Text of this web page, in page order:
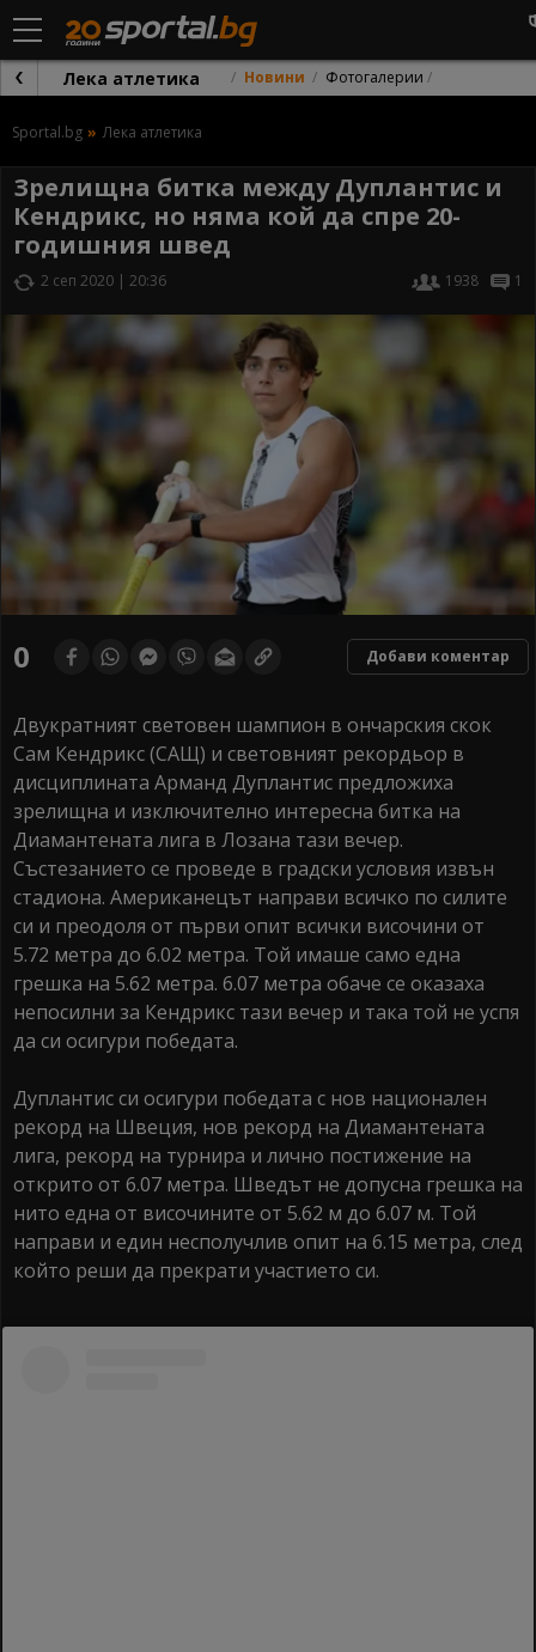
Лека атлетика Новини Фотогалерии
Sportal.bg Лека атлетика
Зрелищна битка между Дуплантис и
Кендрикс, но няма кой да спре 20-
годишния швед
2 сеп 2020 | 20:36 1938 1
0 Добави коментар
Двукратният световен шампион в ончарския скок
Сам Кендрикс (САЩ) и световният рекордьор в
дисциплината Арманд Дуплантис предложиха
зрелищна и изключително интересна битка на
Диамантената лига в Лозана тази вечер.
Състезанието се проведе в градски условия извън
стадиона. Американецът направи всичко по силите
си и преодоля от първи опит всички височини от
5.72 метра до 6.02 метра. Той имаше само една
грешка на 5.62 метра. 6.07 метра обаче се оказаха
непосилни за Кендрикс тази вечер и така той не успя
да си осигури победата.
Дуплантис си осигури победата с нов национален
рекорд на Швеция, нов рекорд на Диамантената
лига, рекорд на турнира и лично постижение на
открито от 6.07 метра. Шведът не допусна грешка на
нито една от височините от 5.62 м до 6.07 м. Той
направи и един несполучлив опит на 6.15 метра, след
който реши да прекрати участието си.